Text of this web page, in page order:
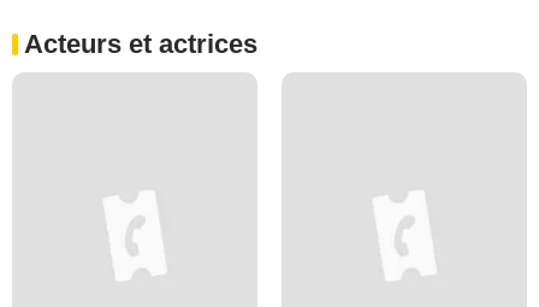
Acteurs et actrices